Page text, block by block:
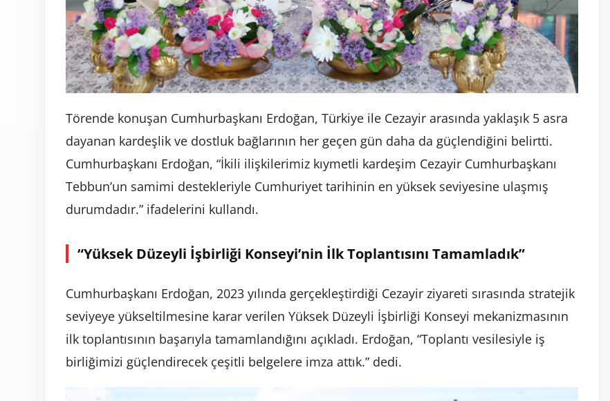
Törende konuşan Cumhurbaşkanı Erdoğan, Türkiye ile Cezayir arasında yaklaşık 5 asra
dayanan kardeşlik ve dostluk bağlarının her geçen gün daha da güçlendiğini belirtti.
Cumhurbaşkanı Erdoğan, “İkili ilişkilerimiz kıymetli kardeşim Cezayir Cumhurbaşkanı
Tebbun’un samimi destekleriyle Cumhuriyet tarihinin en yüksek seviyesine ulaşmış
durumdadır.” ifadelerini kullandı.
“Yüksek Düzeyli İşbirliği Konseyi’nin İlk Toplantısını Tamamladık”
Cumhurbaşkanı Erdoğan, 2023 yılında gerçekleştirdiği Cezayir ziyareti sırasında stratejik
seviyeye yükseltilmesine karar verilen Yüksek Düzeyli İşbirliği Konseyi mekanizmasının
ilk toplantısının başarıyla tamamlandığını açıkladı. Erdoğan, “Toplantı vesilesiyle iş
birliğimizi güçlendirecek çeşitli belgelere imza attık.” dedi.